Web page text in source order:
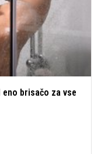
brisačo za vse